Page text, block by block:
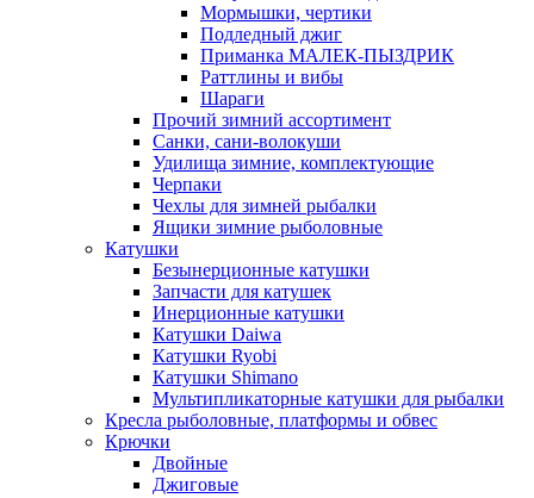
Мормышки, чертики
Подледный джиг
Приманка МАЛЕК-ПЫЗДРИК
Раттлины и вибы
Шараги
Прочий зимний ассортимент
Санки, сани-волокуши
Удилища зимние, комплектующие
Черпаки
Чехлы для зимней рыбалки
Ящики зимние рыболовные
Катушки
Безынерционные катушки
Запчасти для катушек
Инерционные катушки
Катушки Daiwa
Катушки Ryobi
Катушки Shimano
Мультипликаторные катушки для рыбалки
Кресла рыболовные, платформы и обвес
Крючки
Двойные
Джиговые